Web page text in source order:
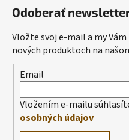
Odoberať
Vložte svoj e-mail a my
nových produktoch na
Email
Vložením e-mailu
osobných údajov